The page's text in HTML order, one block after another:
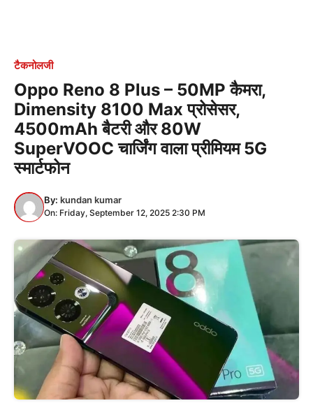
टैकनोलजी
Oppo Reno 8 Plus – 50MP कैमरा,
Dimensity 8100 Max प्रोसेसर,
4500mAh बैटरी और 80W
SuperVOOC चार्जिंग वाला प्रीमियम 5G
स्मार्टफोन
By: kundan kumar
On: Friday, September 12, 2025 2:30 PM